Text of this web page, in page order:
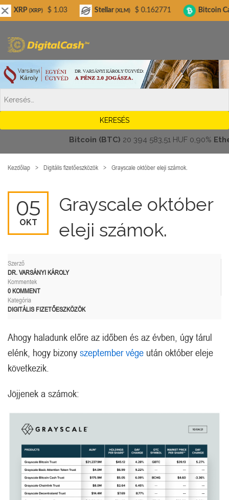
Bitcoin (BTC)20 394 583,51 HUF0,90%
Kezdőlap Digitális fizetőeszközök Grayscale október eleji számok.
05
OKT
Grayscale október
eleji számok.
Szerző
DR. VARSÁNYI KÁROLY
Kommentek
0 KOMMENT
Kategória
DIGITÁLIS FIZETŐESZKÖZÖK
Ahogy haladunk előre az időben és az évben, úgy tárul
elénk, hogy bizony szeptember vége után október eleje
következik.
Jöjjenek a számok:
$ 1.03 Stellar(XLM) $ 0.162771 Bitcoin Cash(BCH)
Digitalcash.hu